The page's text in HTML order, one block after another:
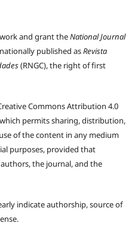
and grant theNational Journal
published asRevista
(RNGC), the right of first
Commons Attribution 4.0
permits sharing, distribution,
of the content in any medium
purposes, provided that
the journal, and the
indicate authorship, source of